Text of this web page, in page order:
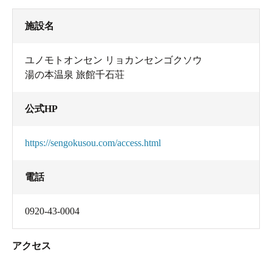
施設名
ユノモトオンセン リョカンセンゴクソウ
湯の本温泉 旅館千石荘
公式HP
https://sengokusou.com/access.html
電話
0920-43-0004
アクセス